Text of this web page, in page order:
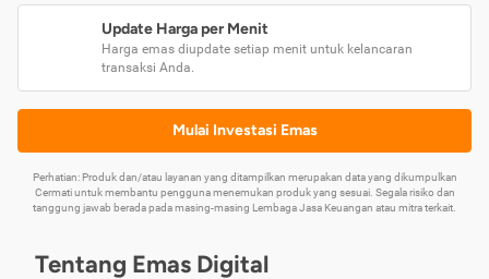
Update Harga per Menit
Harga emas diupdate setiap menit untuk kelancaran
transaksi Anda.
Mulai Investasi Emas
Perhatian: Produk dan/atau layanan yang ditampilkan merupakan data yang dikumpulkan
Cermati untuk membantu pengguna menemukan produk yang sesuai. Segala risiko dan
tanggung jawab berada pada masing-masing Lembaga Jasa Keuangan atau mitra terkait.
Tentang Emas Digital